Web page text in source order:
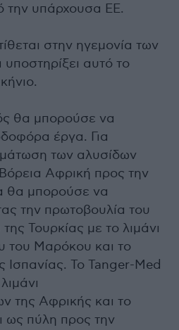
την υπάρχουσα ΕΕ.
στην ηγεμονία των
αυτό το
θα μπορούσε να
έργα. Για
των αλυσίδων
Αφρική προς την
θα μπορούσε να
την πρωτοβουλία του
Τουρκίας με το λιμάνι
του Μαρόκου και το
Ισπανίας. Το Tanger-Med
της Αφρικής και το
ως πύλη προς την